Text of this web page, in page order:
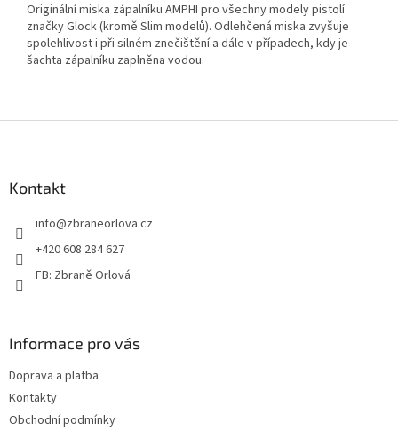
Originální miska zápalníku AMPHI pro všechny modely pistolí
značky Glock (kromě Slim modelů). Odlehčená miska zvyšuje
spolehlivost i při silném znečištění a dále v případech, kdy je
šachta zápalníku zaplněna vodou.
Kontakt
info@zbraneorlova.cz
+420 608 284 627
FB: Zbraně Orlová
Informace pro vás
Doprava a platba
Kontakty
Obchodní podmínky